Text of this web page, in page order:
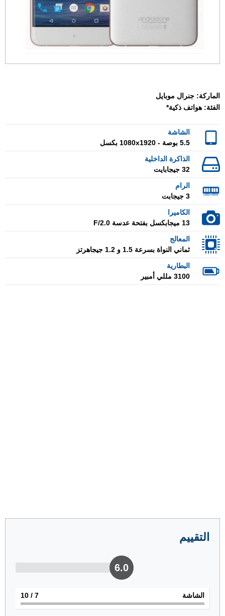
الماركة: جنرال موبايل
الفئة: هواتف ذكية*
الشاشة
5.5 بوصة - 1080x1920 بكسل
الذاكرة الداخلية
32 جيجابايت
الرام
3 جيجابت
الكاميرا
13 ميجابكسل بفتحة عدسة F/2.0
المعالج
ثماني النواة بسرعة 1.5 و 1.2 جيجاهرتز
البطارية
3100 مللي أمبير
التقييم
6.0
الشاشة 7
/ 10